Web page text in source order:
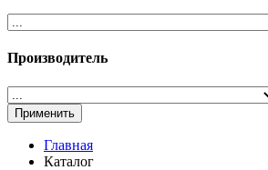
Производитель
Применить
Главная
Каталог